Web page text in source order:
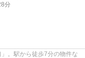
分
。駅から徒歩7分の物件な